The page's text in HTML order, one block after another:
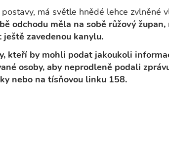
má světle hnědé lehce zvlněné
odchodu měla na sobě růžový župan,
zavedenou kanylu.
kteří by mohli podat jakoukoli
osoby, aby neprodleně podali
nebo na tísňovou linku 158.